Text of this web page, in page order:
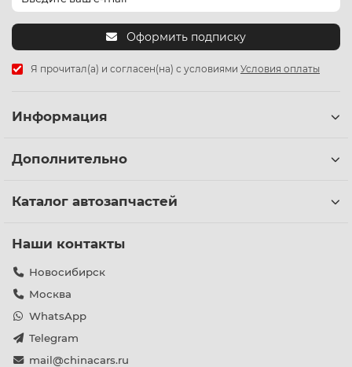
Оформить подписку
Я прочитал(а) и согласен(на) с условиями Условия оплаты
Информация
Дополнительно
Каталог автозапчастей
Наши контакты
Новосибирск
Москва
WhatsApp
Telegram
mail@chinacars.ru